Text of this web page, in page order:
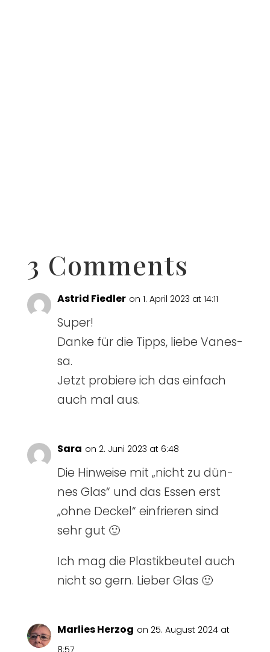
3 Comments
Astrid Fiedler on 1. April 2023 at 14:11
Super!
Dan­ke für die Tipps, lie­be Vanes­
sa.
Jetzt pro­bie­re ich das ein­fach
auch mal aus.
Sara on 2. Juni 2023 at 6:48
Die Hin­wei­se mit „nicht zu dün­
nes Glas“ und das Essen erst
„ohne Deckel“ ein­frie­ren sind
sehr gut 🙂
Ich mag die Plas­tik­beu­tel auch
nicht so gern. Lie­ber Glas 🙂
Marlies Herzog on 25. August 2024 at
8:57